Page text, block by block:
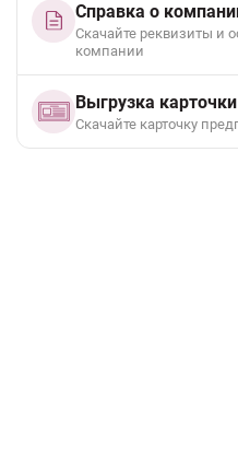
Справка о
Скачайте реквизиты и
компании
Выгрузка карточки
Cкачайте карточку